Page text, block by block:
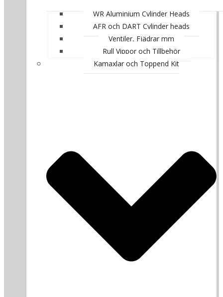
WR Aluminium Cylinder Heads
AFR och DART Cylinder heads
Ventiler, Fjädrar mm
Rull Vippor och Tillbehör
Kamaxlar och Toppend Kit